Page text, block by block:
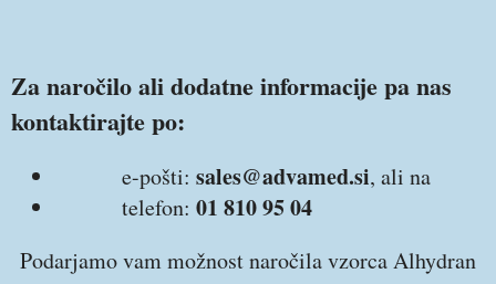
Za naročilo ali dodatne informacije pa nas
kontaktirajte po:
e-pošti: sales@advamed.si, ali na
telefon: 01 810 95 04
Podarjamo vam možnost naročila vzorca Alhydran